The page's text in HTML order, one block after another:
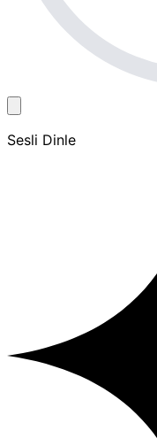
Sesli Dinle